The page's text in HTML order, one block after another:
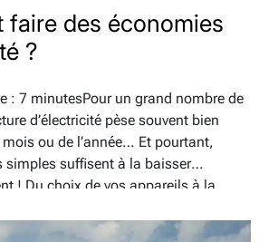
faire des économies
?
: 7 minutesPour un grand nombre de
d’électricité pèse souvent bien
ou de l’année… Et pourtant,
simples suffisent à la baisser
! Du choix de vos appareils à la